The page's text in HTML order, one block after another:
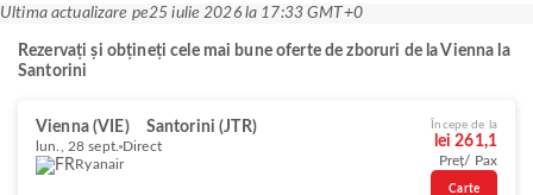
Ultima actualizare pe25 iulie 2026 la 17:33 GMT+0
Rezervați și obțineți cele mai bune oferte de zboruri de la Vienna la
Santorini
Vienna (VIE) Santorini (JTR)
lun., 28 sept. Direct
Ryanair
Începe de la
lei 261,1
Preț/ Pax
Carte